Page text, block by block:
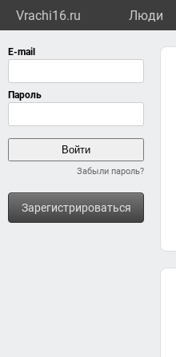
Vrachi16.ru Люди
Забыли пароль?
Зарегистрироваться